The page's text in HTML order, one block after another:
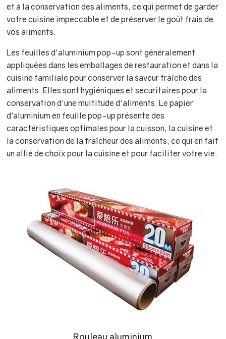
et à la conservation des aliments, ce qui permet de garder
votre cuisine impeccable et de préserver le goût frais de
vos aliments.
Les feuilles d'aluminium pop-up sont généralement
appliquées dans les emballages de restauration et dans la
cuisine familiale pour conserver la saveur fraîche des
aliments. Elles sont hygiéniques et sécuritaires pour la
conservation d'une multitude d'aliments. Le papier
d’aluminium en feuille pop-up présente des
caractéristiques optimales pour la cuisson, la cuisine et
la conservation de la fraîcheur des aliments, ce qui en fait
un allié de choix pour la cuisine et pour faciliter votre vie.
Rouleau aluminium